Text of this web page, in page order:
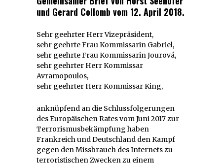
und Gerard Collomb vom 12. April 2018.
Sehr geehrter Herr Vizepräsident,
sehr geehrte Frau Kommissarin Gabriel,
sehr geehrte Frau Kommissarin Jourová,
sehr geehrter Herr Kommissar
Avramopoulos,
sehr geehrter Herr Kommissar King,
anknüpfend an die Schlussfolgerungen
des Europäischen Rates vom Juni 2017 zur
Terrorismusbekämpfung haben
Frankreich und Deutschland den Kampf
gegen den Missbrauch des Internets zu
terroristischen Zwecken zu einem